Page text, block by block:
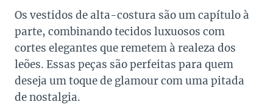
Os vestidos de alta-costura são um capítulo à
parte, combinando tecidos luxuosos com
cortes elegantes que remetem à realeza dos
leões. Essas peças são perfeitas para quem
deseja um toque de glamour com uma pitada
de nostalgia.